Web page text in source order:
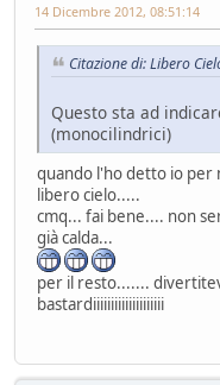
14 Dicembre 2012, 08:51:14
Citazione di: Libero
Questo sta ad
(monocilindrici)
quando l'ho detto io per
libero cielo.....
cmq... fai bene.... non
già calda...
per il resto.......
bastardiiiiiiiiiiiiiiiiiiii